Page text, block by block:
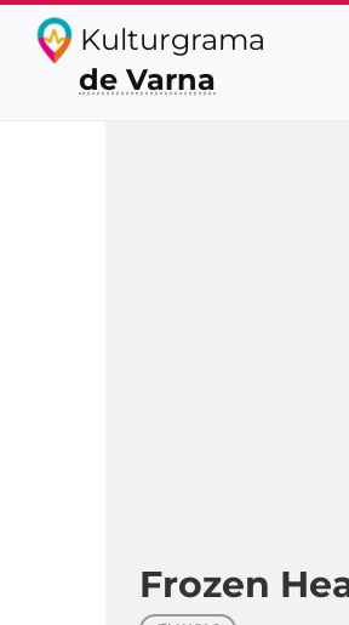
Kulturgrama
de Varna
Frozen